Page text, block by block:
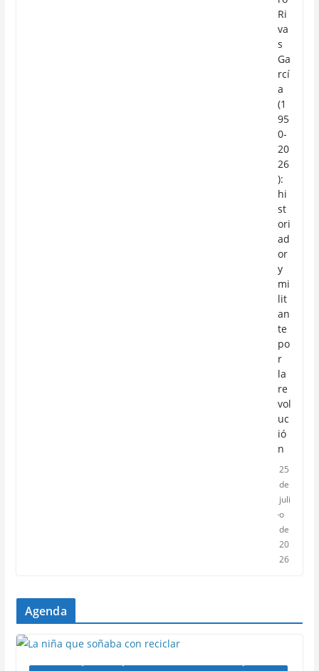
Ri
va
s
Ga
rcí
a
(1
95
0-
20
26
):
hi
st
ori
ad
or
y
mi
lit
an
te
po
r
la
re
vol
uc
ió
n
25
de
juli
o
de
20
26
Agenda